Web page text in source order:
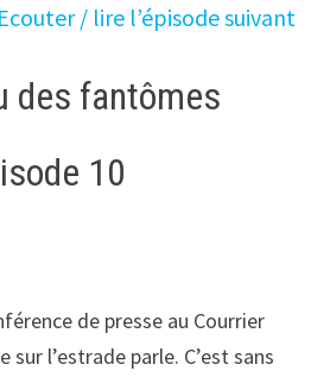
Ecouter / lire l’épisode suivant
des fantômes
10
de presse au Courrier
sur l’estrade parle. C’est sans